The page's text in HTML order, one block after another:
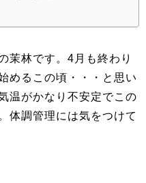
茉林です。4月も終わり
めるこの頃・・・と思い
温がかなり不安定でこの
体調管理には気をつけて